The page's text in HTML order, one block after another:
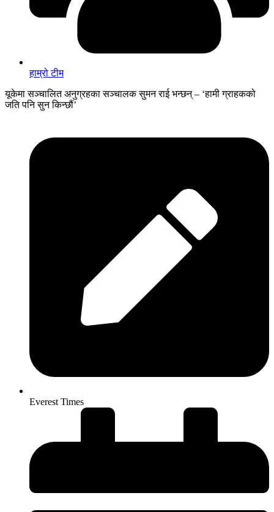
हाम्रो टीम
यूकेमा सञ्चालित अनुग्रहका सञ्चालक सुमन राई भन्छन् – ‘हामी ग्राहकको
जति पनि सुन किन्छौं’
Everest Times